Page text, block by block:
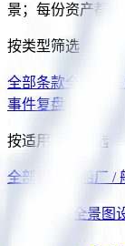
景；每份资产都
按类型筛选
全部条款全景图
事件复盘
按适用对象筛选
全部 船厂 /
条款全景图